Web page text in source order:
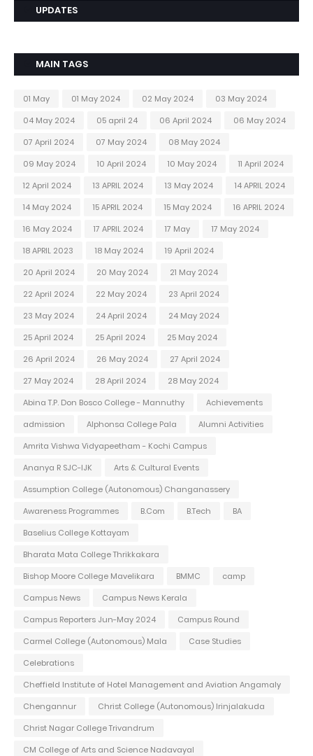
UPDATES
MAIN TAGS
01 May 01 May 2024 02 May 2024
03 May 2024
04 May 2024
05 april 24 06 April 2024
06 May 2024
07 April 2024
07 May 2024
08 May 2024
09 May 2024
10 April 2024 10 May 2024
11 April 2024
12 April 2024
13 APRIL 2024 13 May 2024
14 APRIL 2024
14 May 2024
15 APRIL 2024 15 May 2024
16 APRIL 2024
16 May 2024
17 APRIL 2024 17 May
17 May 2024
18 APRIL 2023
18 May 2024
19 April 2024
20 April 2024
20 May 2024
21 May 2024
22 April 2024
22 May 2024
23 April 2024
23 May 2024
24 April 2024
24 May 2024
25 April 2024
25 April 2024
25 May 2024
26 April 2024
26 May 2024
27 April 2024
27 May 2024
28 April 2024
28 May 2024
Abina T.P. Don Bosco College - Mannuthy
Achievements
admission
Alphonsa College Pala
Alumni Activities
Amrita Vishwa Vidyapeetham - Kochi Campus
Ananya R SJC-IJK
Arts & Cultural Events
Assumption College (Autonomous) Changanassery
Awareness Programmes
B.Com B.Tech
BA
Baselius College Kottayam
Bharata Mata College Thrikkakara
Bishop Moore College Mavelikara
BMMC
camp
Campus News
Campus News Kerala
Campus Reporters Jun-May 2024
Campus Round
Carmel College (Autonomous) Mala
Case Studies
Celebrations
Cheffield Institute of Hotel Management and Aviation Angamaly
Chengannur
Christ College (Autonomous) Irinjalakuda
Christ Nagar College Trivandrum
CM College of Arts and Science Nadavayal